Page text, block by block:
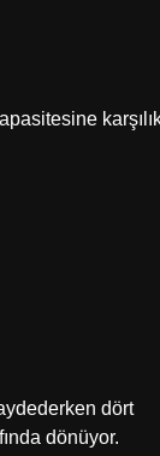
dört
dönüyor.